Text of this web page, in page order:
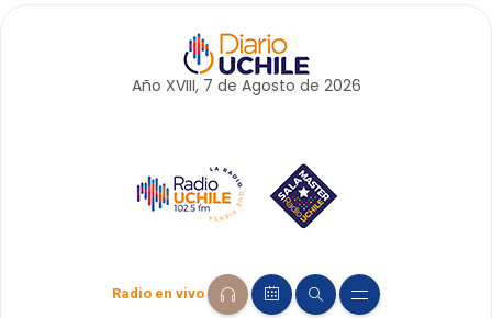
Año XVIII, 7 de Agosto de 2026
Radio en vivo